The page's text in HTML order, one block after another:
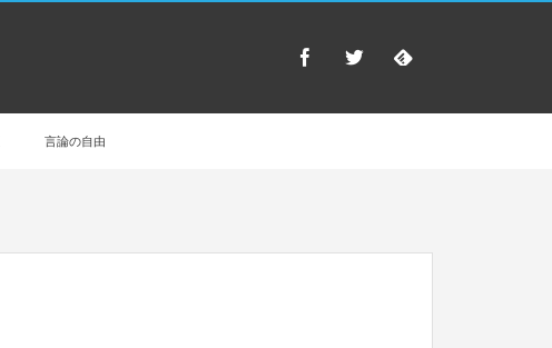
言論の自由